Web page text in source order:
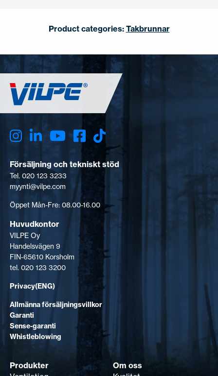
Product categories: Takbrunnar
Försäljning och tekniskt stöd
Tel. 020 123 3233
myynti@vilpe.com
Öppet Mån-Fre: 08.00-16.00
Huvudkontor
VILPE Oy
Handelsvägen 9
FIN-65610 Korsholm
tel. 020 123 3200
Privacy(ENG)
Allmänna försäljningsvillkor
Garanti
Sense-garanti
Whistleblowing
Produkter
Om oss